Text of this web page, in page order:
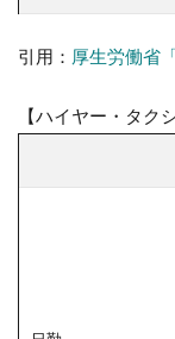
引用： 厚生労働省
【ハイヤー・タク